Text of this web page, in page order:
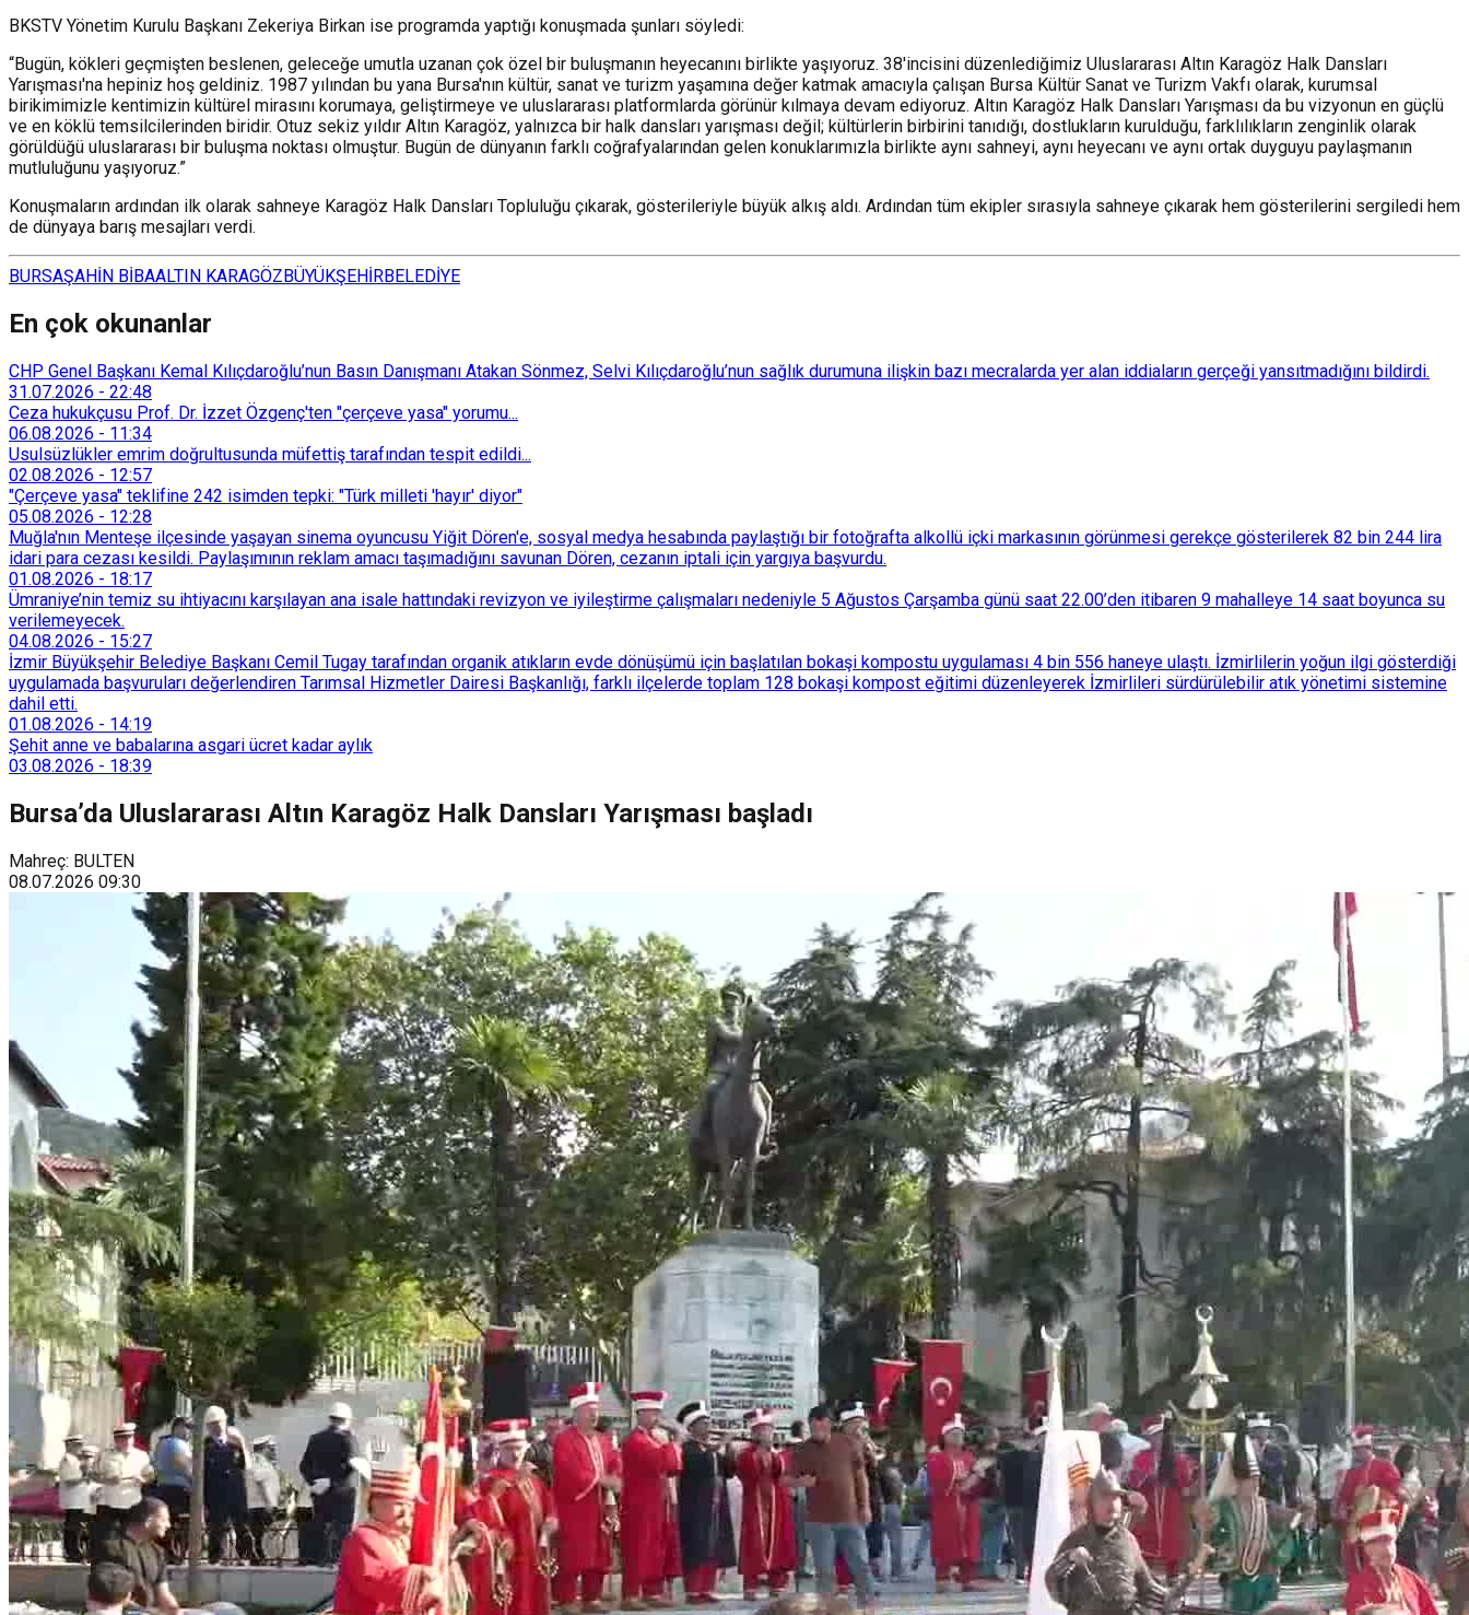
BKSTV Yönetim Kurulu Başkanı Zekeriya Birkan ise programda yaptığı konuşmada şunları söyledi:
“Bugün, kökleri geçmişten beslenen, geleceğe umutla uzanan çok özel bir buluşmanın heyecanını birlikte yaşıyoruz. 38'incisini düzenlediğimiz Uluslararası Altın Karagöz Halk Dansları
Yarışması'na hepiniz hoş geldiniz. 1987 yılından bu yana Bursa'nın kültür, sanat ve turizm yaşamına değer katmak amacıyla çalışan Bursa Kültür Sanat ve Turizm Vakfı olarak, kurumsal
birikimimizle kentimizin kültürel mirasını korumaya, geliştirmeye ve uluslararası platformlarda görünür kılmaya devam ediyoruz. Altın Karagöz Halk Dansları Yarışması da bu vizyonun en güçlü
ve en köklü temsilcilerinden biridir. Otuz sekiz yıldır Altın Karagöz, yalnızca bir halk dansları yarışması değil; kültürlerin birbirini tanıdığı, dostlukların kurulduğu, farklılıkların zenginlik olarak
görüldüğü uluslararası bir buluşma noktası olmuştur. Bugün de dünyanın farklı coğrafyalarından gelen konuklarımızla birlikte aynı sahneyi, aynı heyecanı ve aynı ortak duyguyu paylaşmanın
mutluluğunu yaşıyoruz.”
Konuşmaların ardından ilk olarak sahneye Karagöz Halk Dansları Topluluğu çıkarak, gösterileriyle büyük alkış aldı. Ardından tüm ekipler sırasıyla sahneye çıkarak hem gösterilerini sergiledi hem
de dünyaya barış mesajları verdi.
BURSAŞAHİN BİBAALTIN KARAGÖZBÜYÜKŞEHİRBELEDİYE
En çok okunanlar
CHP Genel Başkanı Kemal Kılıçdaroğlu’nun Basın Danışmanı Atakan Sönmez, Selvi Kılıçdaroğlu’nun sağlık durumuna ilişkin bazı mecralarda yer alan iddiaların gerçeği yansıtmadığını bildirdi.
31.07.2026 - 22:48
Ceza hukukçusu Prof. Dr. İzzet Özgenç'ten "çerçeve yasa" yorumu...
06.08.2026 - 11:34
Usulsüzlükler emrim doğrultusunda müfettiş tarafından tespit edildi...
02.08.2026 - 12:57
"Çerçeve yasa" teklifine 242 isimden tepki: "Türk milleti 'hayır' diyor"
05.08.2026 - 12:28
Muğla'nın Menteşe ilçesinde yaşayan sinema oyuncusu Yiğit Dören'e, sosyal medya hesabında paylaştığı bir fotoğrafta alkollü içki markasının görünmesi gerekçe gösterilerek 82 bin 244 lira
idari para cezası kesildi. Paylaşımının reklam amacı taşımadığını savunan Dören, cezanın iptali için yargıya başvurdu.
01.08.2026 - 18:17
Ümraniye’nin temiz su ihtiyacını karşılayan ana isale hattındaki revizyon ve iyileştirme çalışmaları nedeniyle 5 Ağustos Çarşamba günü saat 22.00’den itibaren 9 mahalleye 14 saat boyunca su
verilemeyecek.
04.08.2026 - 15:27
İzmir Büyükşehir Belediye Başkanı Cemil Tugay tarafından organik atıkların evde dönüşümü için başlatılan bokaşi kompostu uygulaması 4 bin 556 haneye ulaştı. İzmirlilerin yoğun ilgi gösterdiği
uygulamada başvuruları değerlendiren Tarımsal Hizmetler Dairesi Başkanlığı, farklı ilçelerde toplam 128 bokaşi kompost eğitimi düzenleyerek İzmirlileri sürdürülebilir atık yönetimi sistemine
dahil etti.
01.08.2026 - 14:19
Şehit anne ve babalarına asgari ücret kadar aylık
03.08.2026 - 18:39
Bursa’da Uluslararası Altın Karagöz Halk Dansları Yarışması başladı
Mahreç: BULTEN
08.07.2026 09:30